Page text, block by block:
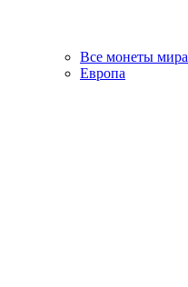
Все монеты мира
Европа